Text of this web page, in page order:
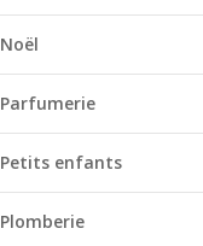
Noël
Parfumerie
Petits enfants
Plomberie